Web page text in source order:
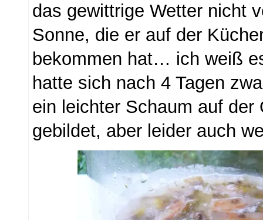
das gewittrige Wetter nicht
Sonne, die er auf der
bekommen hat… ich weiß
hatte sich nach 4 Tagen
ein leichter Schaum auf der
gebildet, aber leider auch